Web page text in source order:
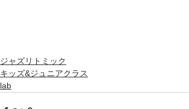
ジャズリトミック
キッズ&ジュニアクラス
lab